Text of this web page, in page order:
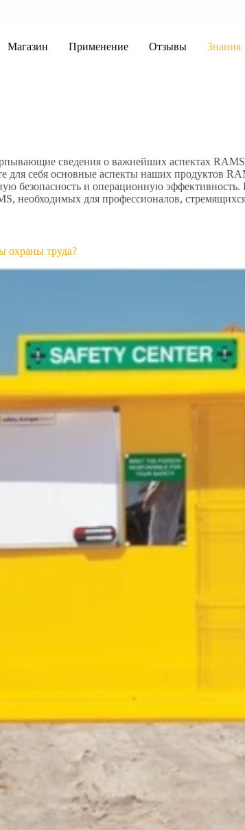
Магазин Применение Отзывы Знания
сведения о важнейших аспектах
для себя основные аспекты наших продуктов
безопасность и операционную эффективность.
необходимых для профессионалов,
охраны труда?